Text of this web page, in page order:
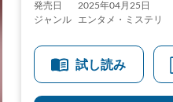
発売日
2025年04月25日
ジャンル
エンタメ・ミステリ
試し読み